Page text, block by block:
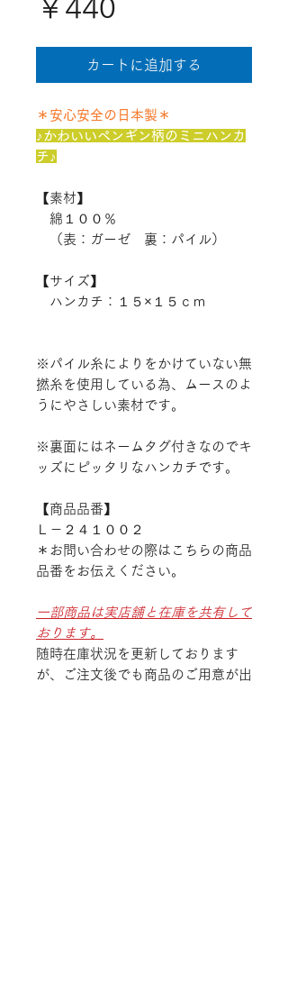
￥440
格
カートに追加する
＊安心安全の日本製＊
♪かわいいペンギン柄のミニハンカ
チ♪
【素材】
綿１００％
（表：ガーゼ 裏：パイル）
【サイズ】
ハンカチ：１５×１５ｃｍ
※パイル糸によりをかけていない無
撚糸を使用している為、ムースのよ
うにやさしい素材です。
※裏面にはネームタグ付きなのでキ
ッズにピッタリなハンカチです。
【商品品番】
Ｌ－２４１００２
＊お問い合わせの際はこちらの商品
品番をお伝えください。
一部商品は実店舗と在庫を共有して
おります。
随時在庫状況を更新しております
が、ご注文後でも商品のご用意が出